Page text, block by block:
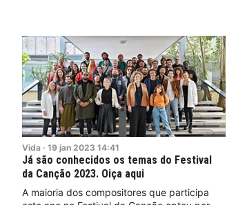
Vida · 19 jan 2023 14:41
Já são conhecidos os temas do Festival
da Canção 2023. Oiça aqui
A maioria dos compositores que participa